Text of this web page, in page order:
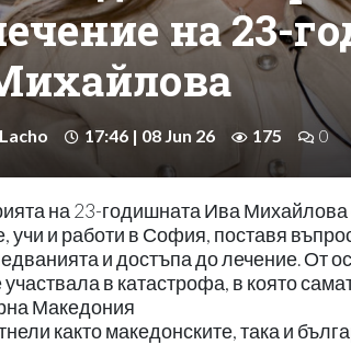
на 23-
Lacho 17:46 | 08 Jun 26 175 0
на 23-годишната Ива
учи и работи в София, поставя
и достъпа до лечение. От
участвала в катастрофа, в която
Македония
както македонските, така и